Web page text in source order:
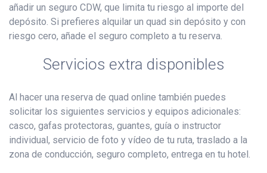
añadir un seguro CDW, que limita tu riesgo al importe del
depósito. Si prefieres alquilar un quad sin depósito y con
riesgo cero, añade el seguro completo a tu reserva.
Servicios extra disponibles
Al hacer una reserva de quad online también puedes
solicitar los siguientes servicios y equipos adicionales:
casco, gafas protectoras, guantes, guía o instructor
individual, servicio de foto y vídeo de tu ruta, traslado a la
zona de conducción, seguro completo, entrega en tu hotel.